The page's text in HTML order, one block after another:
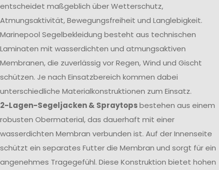
entscheidet maßgeblich über Wetterschutz,
Atmungsaktivität, Bewegungsfreiheit und Langlebigkeit.
Marinepool Segelbekleidung besteht aus technischen
Laminaten mit wasserdichten und atmungsaktiven
Membranen, die zuverlässig vor Regen, Wind und Gischt
schützen. Je nach Einsatzbereich kommen dabei
unterschiedliche Materialkonstruktionen zum Einsatz.
2-Lagen-Segeljacken & Spraytopsbestehen aus einem
robusten Obermaterial, das dauerhaft mit einer
wasserdichten Membran verbunden ist. Auf der Innenseite
schützt ein separates Futter die Membran und sorgt für ein
angenehmes Tragegefühl. Diese Konstruktion bietet hohen